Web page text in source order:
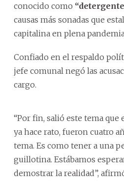
conocido como
causas más sonadas que
capitalina en plena
Confiado en el respaldo
jefe comunal negó las
cargo.
“Por fin, salió este tema que
ya hace rato, fueron cuatro
tema. Es como tener a una
guillotina. Estábamos
demostrar la realidad”,